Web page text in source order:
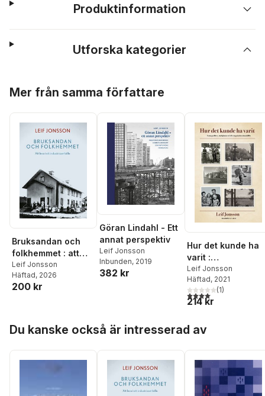
Produktinformation
Utforska kategorier
Mer från samma författare
Bruksandan och
folkhemmet : att
leva i ett
industrisamhälle
Leif Jonsson
Häftad, 2026
200 kr
Göran Lindahl - Ett
annat perspektiv
Leif Jonsson
Inbunden, 2019
382 kr
Hur det kunde ha
varit :
statargrabben,
stadsjäntan och
det unga
industrisamhället
Leif Jonsson
Häftad, 2021
4,0utav 5 stjärnor.
(1)
214 kr
Du kanske också är intresserad av